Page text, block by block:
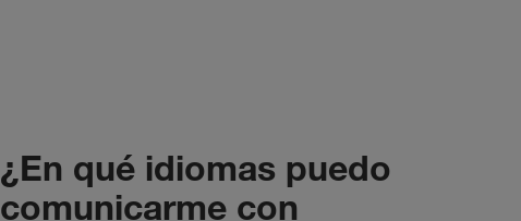
¿En qué idiomas puedo
comunicarme con